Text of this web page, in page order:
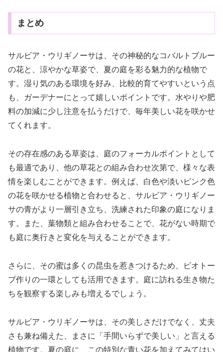
まとめ
サルビア・ウリギノーサは、その神秘的なコバルトブルー
の花と、涼やかな草姿で、夏の庭を彩る魅力的な植物で
す。湿り気のある環境を好み、比較的育てやすいという点
も、ガーデナーにとって嬉しいポイントです。水やりや肥
料の加減に少し注意を払うだけで、毎年美しい花を咲かせ
てくれます。
その存在感のある草姿は、庭のフォーカルポイントとして
も最適であり、他の草花との組み合わせ次第で、様々な表
情を楽しむことができます。例えば、白色や淡いピンク色
の花を咲かせる植物と合わせると、サルビア・ウリギノー
サの青がより一層引き立ち、洗練された印象の庭になりま
す。また、葉物類と組み合わせることで、花がない時期で
も庭に奥行きと変化を与えることができます。
さらに、その蜜は多くの昆虫を惹きつけるため、ビオトー
プ作りの一環としても活用できます。庭に訪れる生き物た
ちを観察する楽しみも増えるでしょう。
サルビア・ウリギノーサは、その美しさだけでなく、丈夫
さも兼ね備えた、まさに「手間いらずで美しい」と言える
植物です。夏の庭に、この特別な青い花を加えてみてはい